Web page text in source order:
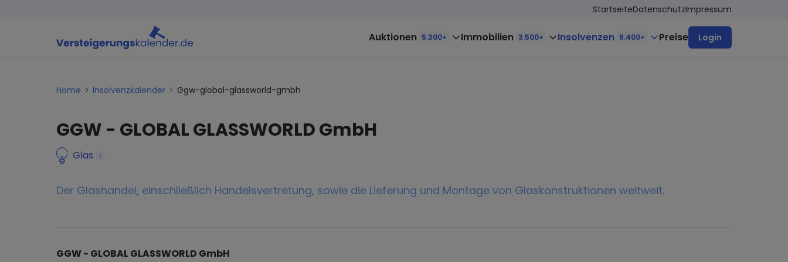
StartseiteDatenschutzImpressum
Auktionen 5.300+ Immobilien 3.500+ Insolvenzen 6.400+ Preise Login
Home Insolvenzkalender Ggw-global-glassworld-gmbh
GGW - GLOBAL GLASSWORLD GmbH
Glas i
Der Glashandel, einschließlich Handelsvertretung, sowie die Lieferung und Montage von Glaskonstruktionen weltweit.
GGW - GLOBAL GLASSWORLD GmbH